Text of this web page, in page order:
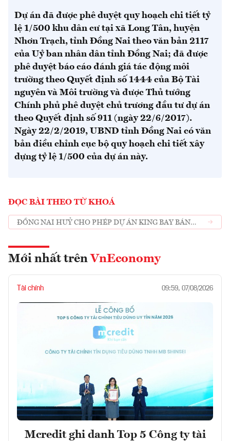
Dự án đã được phê duyệt quy hoạch chi tiết tỷ
lệ 1/500 khu dân cư tại xã Long Tân, huyện
Nhơn Trạch, tỉnh Đồng Nai theo văn bản 2117
của Uỷ ban nhân dân tỉnh Đồng Nai; đã được
phê duyệt báo cáo đánh giá tác động môi
trường theo Quyết định số 1444 của Bộ Tài
nguyên và Môi trường và được Thủ tướng
Chính phủ phê duyệt chủ trương đầu tư dự án
theo Quyết định số 911 (ngày 22/6/2017).
Ngày 22/2/2019, UBND tỉnh Đồng Nai có văn
bản điều chỉnh cục bộ quy hoạch chi tiết xây
dựng tỷ lệ 1/500 của dự án này.
ĐỌC BÀI THEO TỪ KHOÁ
ĐỒNG NAI HUỶ CHO PHÉP DỰ ÁN KING BAY BÁN
Mới nhất trên VnEconomy
Tài chính 09:59, 07/08/2026
Mcredit ghi danh Top 5 Công ty tài